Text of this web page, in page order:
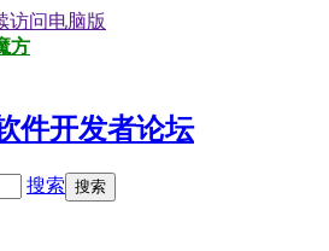
访问电脑版
方
搜索 搜索